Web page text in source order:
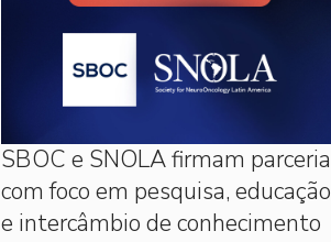
SBOC e SNOLA firmam parceria
com foco em pesquisa, educação
e intercâmbio de conhecimento